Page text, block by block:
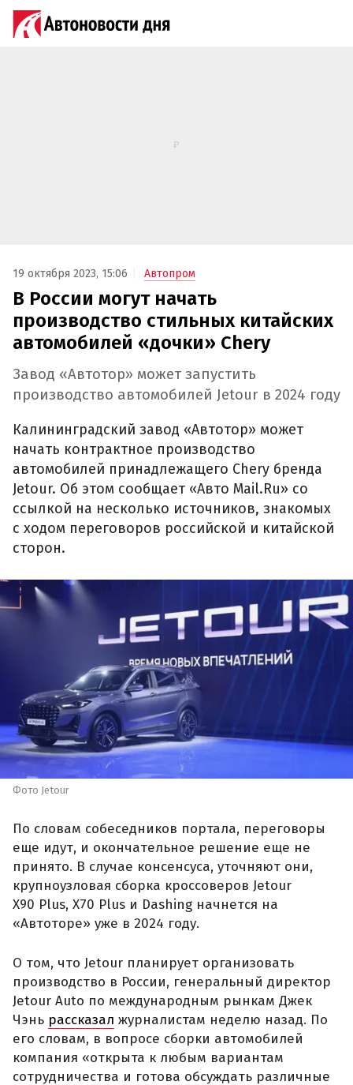
19 октября 2023, 15:06 Автопром
В России могут начать
производство стильных китайских
автомобилей «дочки» Chery
Завод «Автотор» может запустить
производство автомобилей Jetour в 2024 году
Калининградский завод «Автотор» может
начать контрактное производство
автомобилей принадлежащего Chery бренда
Jetour. Об этом сообщает «Авто Mail.Ru» со
ссылкой на несколько источников, знакомых
с ходом переговоров российской и китайской
сторон.
Фото Jetour
По словам собеседников портала, переговоры
еще идут, и окончательное решение еще не
принято. В случае консенсуса, уточняют они,
крупноузловая сборка кроссоверов Jetour
X90 Plus, X70 Plus и Dashing начнется на
«Автоторе» уже в 2024 году.
О том, что Jetour планирует организовать
производство в России, генеральный директор
Jetour Auto по международным рынкам Джек
Чэнь рассказал журналистам неделю назад. По
его словам, в вопросе сборки автомобилей
компания «открыта к любым вариантам
сотрудничества и готова обсуждать различные